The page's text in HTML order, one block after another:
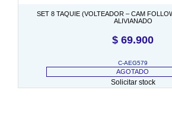
SET 8 TAQUIE (VOLTEADOR – CAM
ALIVIANADO
$ 69.900
C-AEG579
AGOTADO
Solicitar stock